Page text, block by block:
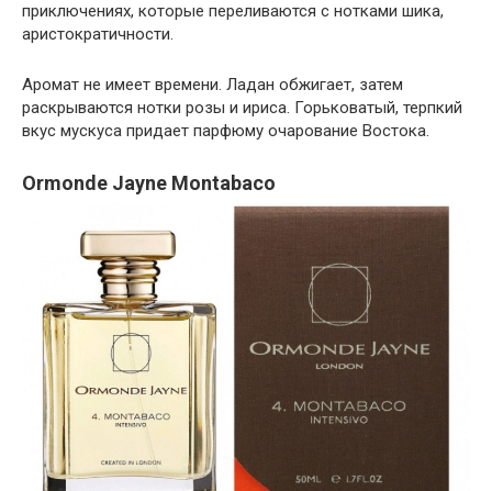
приключениях, которые переливаются с нотками шика,
аристократичности.
Аромат не имеет времени. Ладан обжигает, затем
раскрываются нотки розы и ириса. Горьковатый, терпкий
вкус мускуса придает парфюму очарование Востока.
Ormonde Jayne Montabaco